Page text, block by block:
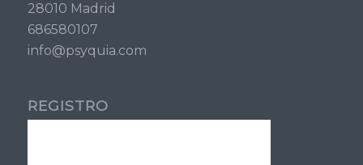
28010 Madrid
686580107
info@psyquia.com
REGISTRO